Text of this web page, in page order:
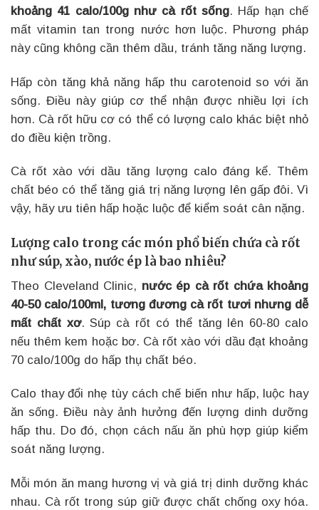
khoảng 41 calo/100g như cà rốt sống. Hấp hạn chế
mất vitamin tan trong nước hơn luộc. Phương pháp
này cũng không cần thêm dầu, tránh tăng năng lượng.
Hấp còn tăng khả năng hấp thu carotenoid so với ăn
sống. Điều này giúp cơ thể nhận được nhiều lợi ích
hơn. Cà rốt hữu cơ có thể có lượng calo khác biệt nhỏ
do điều kiện trồng.
Cà rốt xào với dầu tăng lượng calo đáng kể. Thêm
chất béo có thể tăng giá trị năng lượng lên gấp đôi. Vì
vậy, hãy ưu tiên hấp hoặc luộc để kiểm soát cân nặng.
Lượng calo trong các món phổ biến chứa cà rốt
như súp, xào, nước ép là bao nhiêu?
Theo Cleveland Clinic, nước ép cà rốt chứa khoảng
40-50 calo/100ml, tương đương cà rốt tươi nhưng dễ
mất chất xơ. Súp cà rốt có thể tăng lên 60-80 calo
nếu thêm kem hoặc bơ. Cà rốt xào với dầu đạt khoảng
70 calo/100g do hấp thụ chất béo.
Calo thay đổi nhẹ tùy cách chế biến như hấp, luộc hay
ăn sống. Điều này ảnh hưởng đến lượng dinh dưỡng
hấp thu. Do đó, chọn cách nấu ăn phù hợp giúp kiểm
soát năng lượng.
Mỗi món ăn mang hương vị và giá trị dinh dưỡng khác
nhau. Cà rốt trong súp giữ được chất chống oxy hóa.